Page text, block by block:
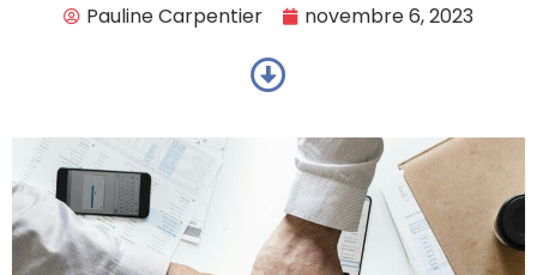
Pauline Carpentier novembre 6, 2023